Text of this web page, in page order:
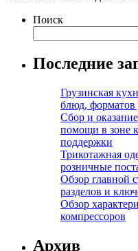
Поиск
Последние
Грузинская
блюд, форматов
Сбор и
помощи в зоне
поддержки
Трикотажная
розничные
Обзор главной
разделов и
Обзор
компрессоров
Архив